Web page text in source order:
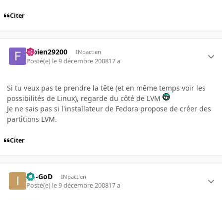
Citer
fabien29200 INpactien
Posté(e) le 9 décembre 200817 a
Si tu veux pas te prendre la tête (et en même temps voir les
possibilités de Linux), regarde du côté de LVM
Je ne sais pas si l'installateur de Fedora propose de créer des
partitions LVM.
Citer
Im-GoD INpactien
Posté(e) le 9 décembre 200817 a